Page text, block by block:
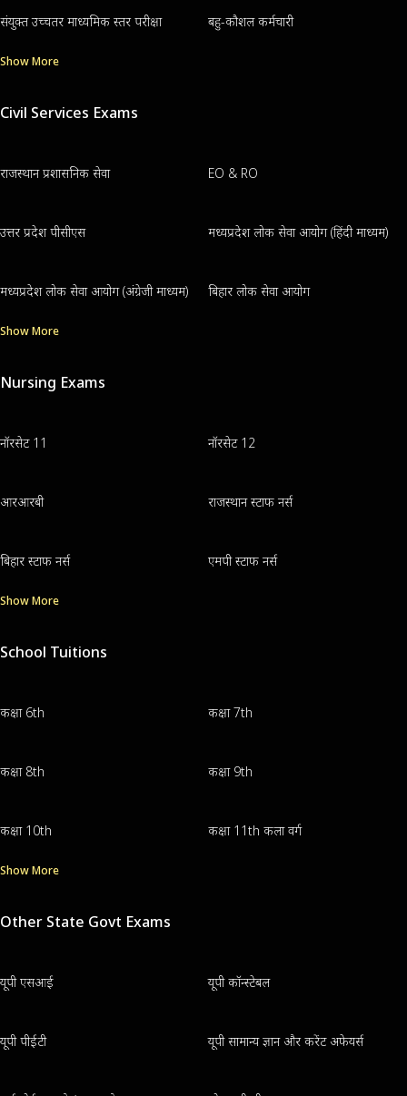
संयुक्त उच्चतर माध्यमिक स्तर परीक्षा बहु-कौशल कर्मचारी
Show More
Civil Services Exams
राजस्थान प्रशासनिक सेवा EO & RO
उत्तर प्रदेश पीसीएस मध्यप्रदेश लोक सेवा आयोग (हिंदी माध्यम)
मध्यप्रदेश लोक सेवा आयोग (अंग्रेजी माध्यम) बिहार लोक सेवा आयोग
Show More
Nursing Exams
नॉरसेट 11 नॉरसेट 12
आरआरबी राजस्थान स्टाफ नर्स
बिहार स्टाफ नर्स एमपी स्टाफ नर्स
Show More
School Tuitions
कक्षा 6th कक्षा 7th
कक्षा 8th कक्षा 9th
कक्षा 10th कक्षा 11th कला वर्ग
Show More
Other State Govt Exams
यूपी एसआई यूपी कॉन्स्टेबल
यूपी पीईटी यूपी सामान्य ज्ञान और करेंट अफेयर्स